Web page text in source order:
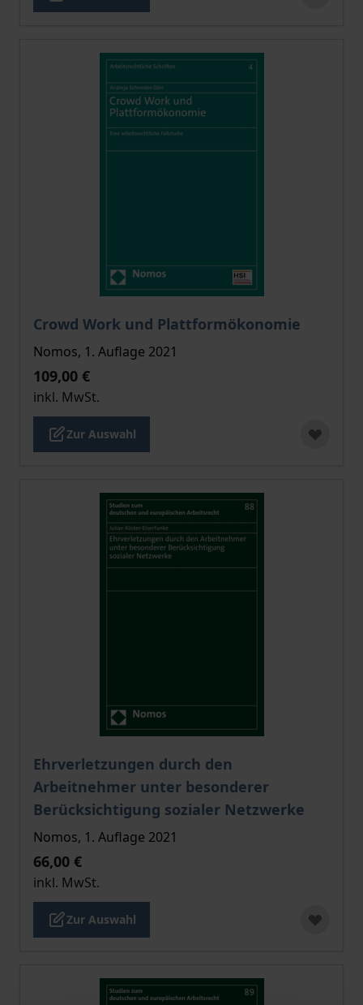
Crowd Work und Plattformökonomie
Der Preis dieses Titels richtet sich nach der
Nomos, 1. Auflage 2021
109,00 €
inkl. MwSt.
Zur Auswahl
Ehrverletzungen durch den
Arbeitnehmer unter besonderer
Berücksichtigung sozialer Netzwerke
Der Preis dieses Titels richtet sich nach der
Nomos, 1. Auflage 2021
66,00 €
inkl. MwSt.
Zur Auswahl